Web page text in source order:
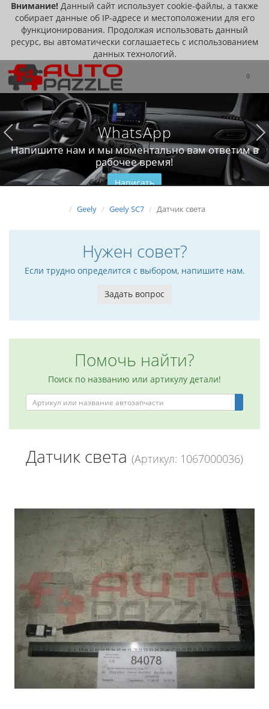
Внимание! Данный сайт использует cookie-файлы, а также
собирает данные об IP-адресе и местоположении для его
функционирования. Продолжая использовать данный
ресурс, вы автоматически соглашаетесь с использованием
данных технологий.
0
WhatsApp
Напишите нам и мы моментально вам ответим в
рабочее время!
Написать
Geely Geely SC7 Датчик света
Нужен совет?
Если трудно определится с выбором, напишите нам.
Задать вопрос
Помочь найти?
Поиск по названию или артикулу детали!
Датчик света (Артикул: 1067000036)